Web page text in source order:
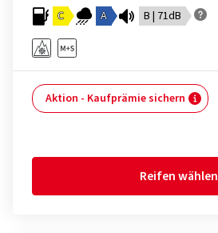
C A B | 71dB
Aktion - Kaufprämie sichern
Reifen wählen